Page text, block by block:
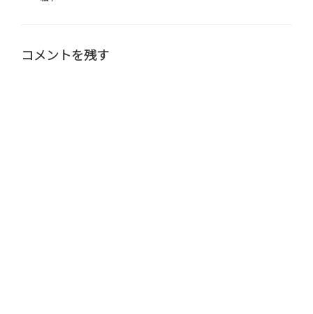
コメントを残す